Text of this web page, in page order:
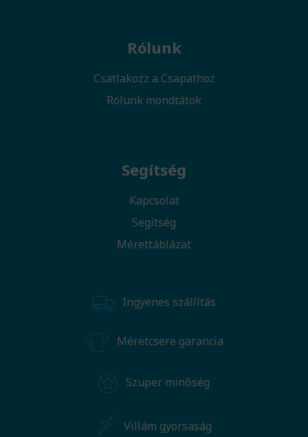
Rólunk
Csatlakozz a Csapathoz
Rólunk mondtátok
Segítség
Kapcsolat
Segítség
Mérettáblázat
Ingyenes szállítás
Méretcsere garancia
Szuper minőség
Villám gyorsaság